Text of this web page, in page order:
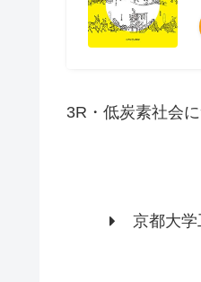
3R・低炭素社会
京都大学